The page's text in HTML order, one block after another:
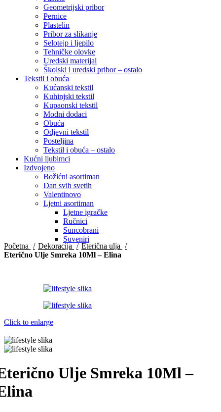
Geometrijski pribor
Pernice
Plastelin
Pribor za slikanje
Selotejp i ljepilo
Tehničke olovke
Uredski materijal
Školski i uredski pribor – ostalo
Tekstil i obuća
Kućanski tekstil
Kuhinjski tekstil
Kupaonski tekstil
Modni dodaci
Obuća
Odjevni tekstil
Posteljina
Tekstil i obuća – ostalo
Kućni ljubimci
Izdvojeno
Božićni asortiman
Dan svih svetih
Valentinovo
Ljetni asortiman
Ljetne igračke
Ručnici
Suncobrani
Suveniri
Početna
Dekoracija
Eterična ulja
Eterično Ulje Smreka 10Ml – Elina
Click to enlarge
Ulje Smreka 10Ml –